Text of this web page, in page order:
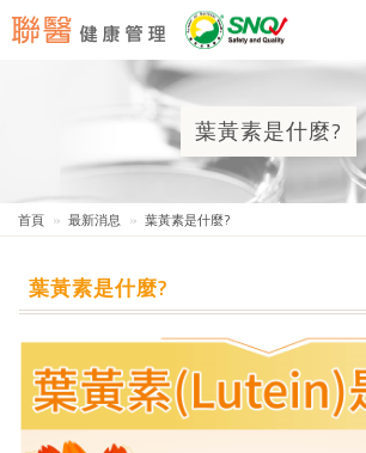
葉黃素是什麼?
首頁 最新消息 葉黃素是什麼?
葉黃素是什麼?